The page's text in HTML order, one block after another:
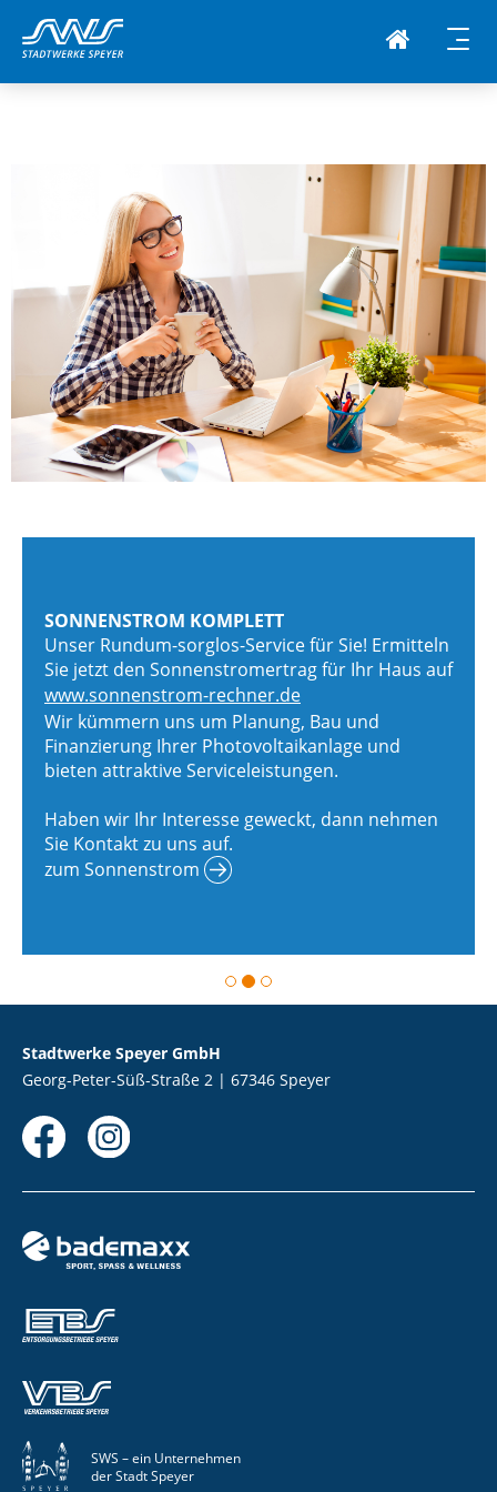
SONNENSTROM KOMPLETT
Unser Rundum-sorglos-Service für Sie! Ermitteln
Sie jetzt den Sonnenstromertrag für Ihr Haus auf
www.sonnenstrom-rechner.de
Wir kümmern uns um Planung, Bau und
Finanzierung Ihrer Photovoltaikanlage und
bieten attraktive Serviceleistungen.
Haben wir Ihr Interesse geweckt, dann nehmen
Sie Kontakt zu uns auf.
zum Sonnenstrom
Stadtwerke Speyer GmbH
Georg-Peter-Süß-Straße 2 | 67346 Speyer
SWS – ein Unternehmen
der Stadt Speyer